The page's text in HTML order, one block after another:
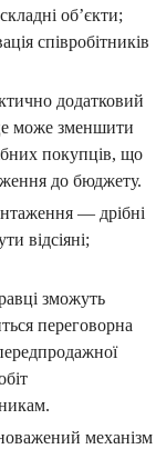
об’єкти;
співробітників
додатковий
може зменшити
покупців, що
до бюджету.
— дрібні
відсіяні;
зможуть
переговорна
механізм